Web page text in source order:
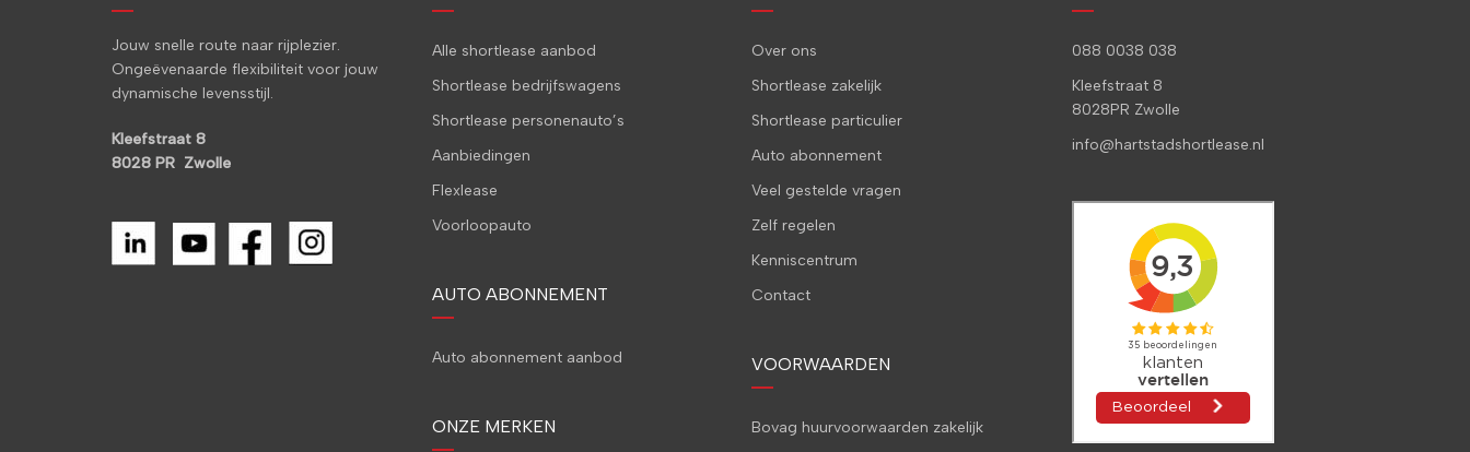
Jouw snelle route naar rijplezier.
Ongeëvenaarde flexibiliteit voor jouw
dynamische levensstijl.
Kleefstraat 8
8028 PR Zwolle
Alle shortlease aanbod
Shortlease bedrijfswagens
Shortlease personenauto’s
Aanbiedingen
Flexlease
Voorloopauto
AUTO ABONNEMENT
Auto abonnement aanbod
ONZE MERKEN
Over ons
Shortlease zakelijk
Shortlease particulier
Auto abonnement
Veel gestelde vragen
Zelf regelen
Kenniscentrum
Contact
VOORWAARDEN
Bovag huurvoorwaarden zakelijk
088 0038 038
Kleefstraat 8
8028PR Zwolle
info@hartstadshortlease.nl